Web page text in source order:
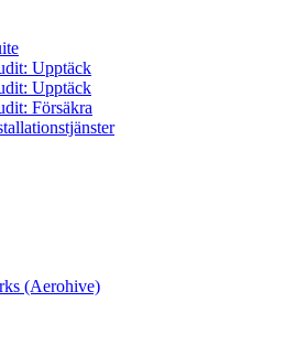
Upptäck
Upptäck
Försäkra
(Aerohive)